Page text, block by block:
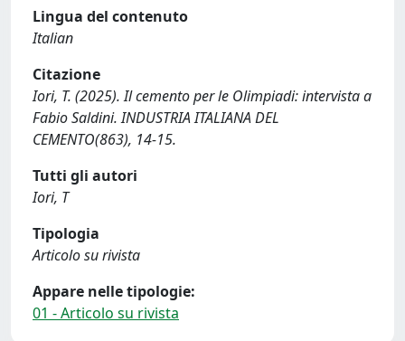
Lingua del contenuto
Italian
Citazione
Iori, T. (2025). Il cemento per le Olimpiadi: intervista a
Fabio Saldini. INDUSTRIA ITALIANA DEL
CEMENTO(863), 14-15.
Tutti gli autori
Iori, T
Tipologia
Articolo su rivista
Appare nelle tipologie:
01 - Articolo su rivista